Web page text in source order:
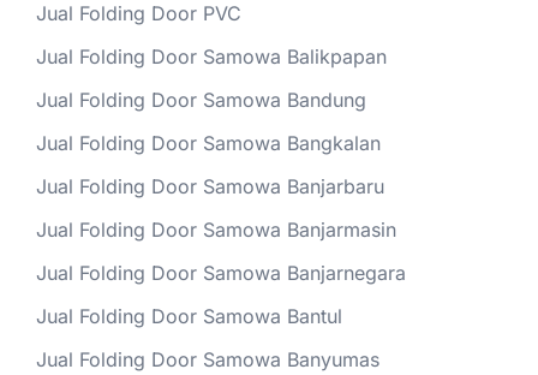
Jual Folding Door PVC
Jual Folding Door Samowa Balikpapan
Jual Folding Door Samowa Bandung
Jual Folding Door Samowa Bangkalan
Jual Folding Door Samowa Banjarbaru
Jual Folding Door Samowa Banjarmasin
Jual Folding Door Samowa Banjarnegara
Jual Folding Door Samowa Bantul
Jual Folding Door Samowa Banyumas